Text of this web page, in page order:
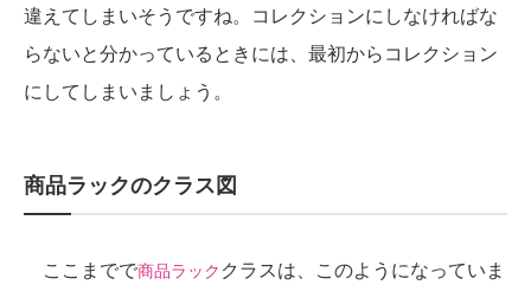
違えてしまいそうですね。コレクションにしなければな
らないと分かっているときには、最初からコレクション
にしてしまいましょう。
商品ラックのクラス図
ここまでで商品ラック クラスは、このようになっていま